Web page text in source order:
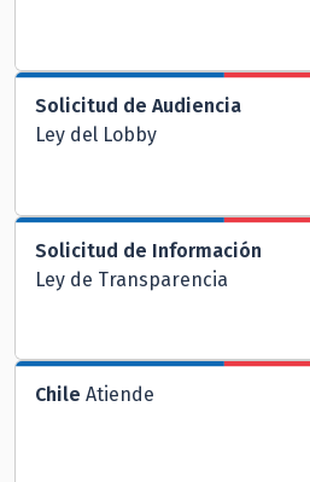
Solicitud de Audiencia
Ley del Lobby
Solicitud de Información
Ley de Transparencia
Chile Atiende